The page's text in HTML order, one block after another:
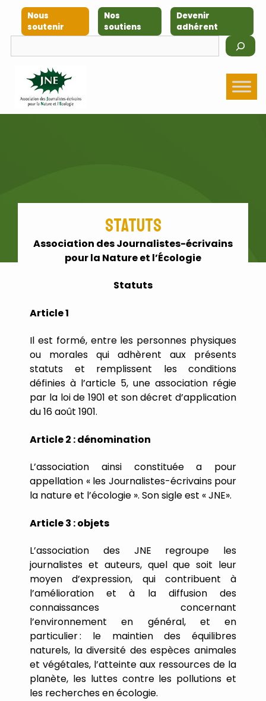
contenu
Nous
soutenir
Nos
soutiens
Devenir
adhérent
Statuts
Association des Journalistes-écrivains
pour la Nature et l’Écologie
Statuts
Article1
Il est formé, entre les personnes physiques
ou
morales qui adhèrent aux
présents
statuts
et remplissent les
conditions
définies à l’article 5, une association régie
par la loi de 1901 et son décret d’application
du16août 1901.
Article2 :dénomination
L’association ainsi constituée a
pour
appellation « les Journalistes-écrivains pour
la natureet l’écologie ». Sonsigleest «JNE».
Article3 :objets
L’association des JNE regroupe
les
journalistes et auteurs, quel que soit leur
moyen
d’expression, qui contribuent
à
l’amélioration et à la diffusion
des
connaissances
concernant
l’environnement en général, et
en
particulier: le maintien des
équilibres
naturels, la diversité des espèces animales
et végétales, l’atteinte aux ressources de la
planète, les luttes contre les pollutions et
les recherchesenécologie.